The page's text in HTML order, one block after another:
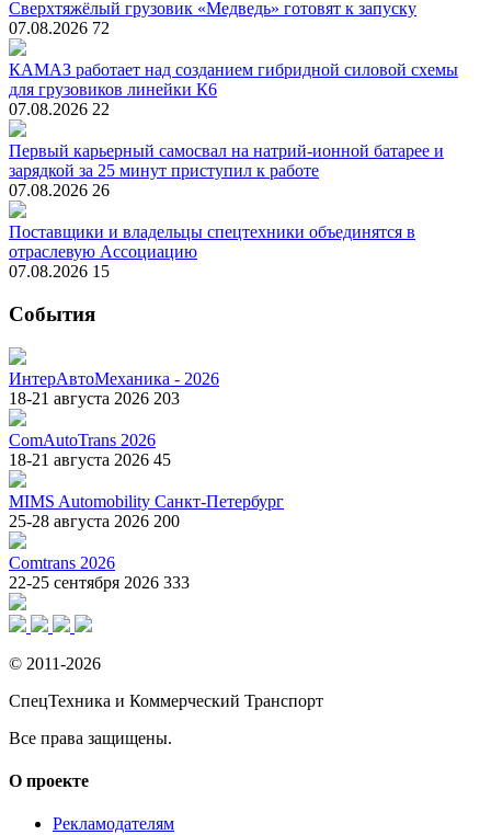
Сверхтяжёлый грузовик «Медведь» готовят к запуску
07.08.2026 72
КАМАЗ работает над созданием гибридной силовой схемы
для грузовиков линейки К6
07.08.2026 22
Первый карьерный самосвал на натрий-ионной батарее и
зарядкой за 25 минут приступил к работе
07.08.2026 26
Поставщики и владельцы спецтехники объединятся в
отраслевую Ассоциацию
07.08.2026 15
События
ИнтерАвтоМеханика - 2026
18-21 августа 2026 203
ComAutoTrans 2026
18-21 августа 2026 45
MIMS Automobility Санкт-Петербург
25-28 августа 2026 200
Comtrans 2026
22-25 сентября 2026 333
© 2011-2026
СпецТехника и Коммерческий Транспорт
Все права защищены.
О проекте
Рекламодателям